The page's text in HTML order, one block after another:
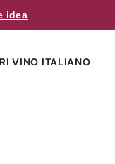
idea
VINO ITALIANO